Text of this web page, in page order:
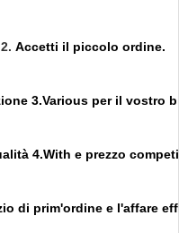
2. Accetti il piccolo ordine.
3.Various per il vostro
4.With e prezzo
di prim'ordine e l'affare